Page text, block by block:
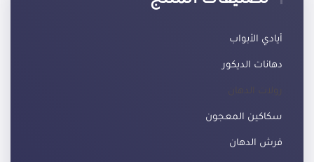
أيادي الأبواب
دهانات الديكور
سكاكين المعجون
فرش الدهان